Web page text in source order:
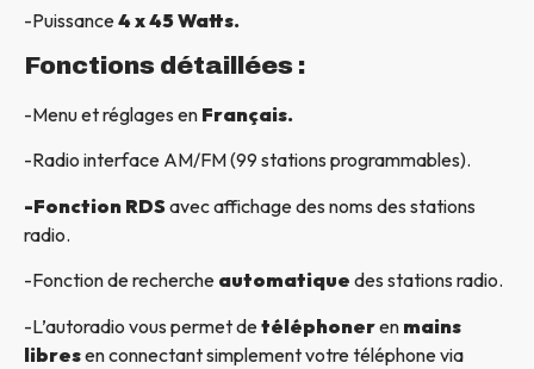
-Puissance4 x 45 Watts.
Fonctions détaillées :
-Menu et réglages en Français.
-Radio interface AM/FM (99 stations programmables).
-Fonction RDSavec affichage des noms des stations
radio.
-Fonction de recherche automatique des stations radio.
-L’autoradio vous permet detéléphoneren mains
libresen connectant simplement votre téléphone via